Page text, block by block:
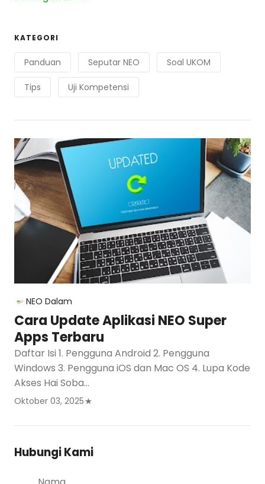
KATEGORI
Panduan Seputar NEO Soal UKOM
Tips Uji Kompetensi
NEO Dalam
Cara Update Aplikasi NEO Super
Apps Terbaru
Daftar Isi 1. Pengguna Android 2. Pengguna
Windows 3. Pengguna iOS dan Mac OS 4. Lupa Kode
Akses Hai Soba…
Oktober 03, 2025
Hubungi Kami